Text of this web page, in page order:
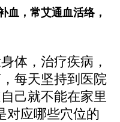
血，常艾通血活络，
体，治疗疾病，
每天坚持到医院
己就不能在家里
对应哪些穴位的